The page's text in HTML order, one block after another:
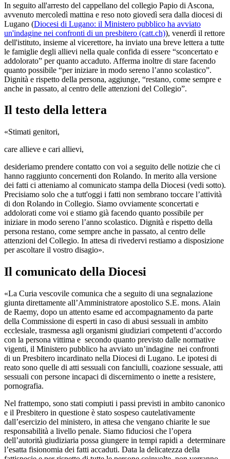
In seguito all'arresto del cappellano del collegio Papio di Ascona,
avvenuto mercoledì mattina e reso noto giovedì sera dalla diocesi di
Lugano (Diocesi di Lugano: il Ministero pubblico ha avviato
un'indagine nei confronti di un presbitero (catt.ch)), venerdì il rettore
dell'istituto, insieme al vicerettore, ha inviato una breve lettera a tutte
le famiglie degli allievi nella quale confida di essere “sconcertato e
addolorato” per quanto accaduto. Afferma inoltre di stare facendo
quanto possibile “per iniziare in modo sereno l’anno scolastico”.
Dignità e rispetto della persona, aggiunge, “restano, come sempre e
anche in passato, al centro delle attenzioni del Collegio”.
Il testo della lettera
«Stimati genitori,
care allieve e cari allievi,
desideriamo prendere contatto con voi a seguito delle notizie che ci
hanno raggiunto concernenti don Rolando. In merito alla versione
dei fatti ci atteniamo al comunicato stampa della Diocesi (vedi sotto).
Precisiamo solo che a tutt'oggi i fatti non sembrano toccare l’attività
di don Rolando in Collegio. Siamo ovviamente sconcertati e
addolorati come voi e stiamo già facendo quanto possibile per
iniziare in modo sereno l’anno scolastico. Dignità e rispetto della
persona restano, come sempre anche in passato, al centro delle
attenzioni del Collegio. In attesa di rivedervi restiamo a disposizione
per ascoltare il vostro disagio».
Il comunicato della Diocesi
«La Curia vescovile comunica che a seguito di una segnalazione
giunta direttamente all’Amministratore apostolico S.E. mons. Alain
de Raemy, dopo un attento esame ed accompagnamento da parte
della Commissione di esperti in caso di abusi sessuali in ambito
ecclesiale, trasmessa agli organismi giudiziari competenti d’accordo
con la persona vittima e secondo quanto previsto dalle normative
vigenti, il Ministero pubblico ha avviato un’indagine nei confronti
di un Presbitero incardinato nella Diocesi di Lugano. Le ipotesi di
reato sono quelle di atti sessuali con fanciulli, coazione sessuale, atti
sessuali con persone incapaci di discernimento o inette a resistere,
pornografia.
Nel frattempo, sono stati compiuti i passi previsti in ambito canonico
e il Presbitero in questione è stato sospeso cautelativamente
dall’esercizio del ministero, in attesa che vengano chiarite le sue
responsabilità a livello penale. Siamo fiduciosi che l’opera
dell’autorità giudiziaria possa giungere in tempi rapidi a determinare
l’esatta fisionomia dei fatti accaduti. Data la delicatezza della